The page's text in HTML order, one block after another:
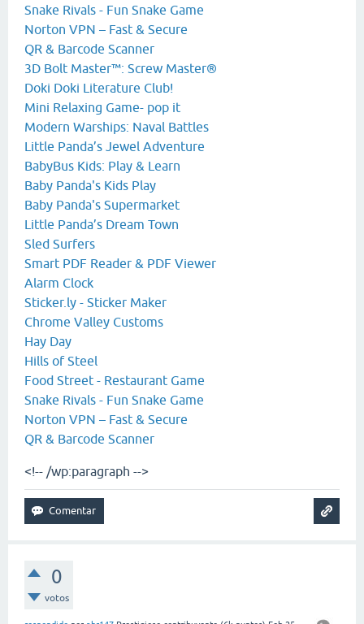
Snake Rivals - Fun Snake Game
Norton VPN – Fast & Secure
QR & Barcode Scanner
3D Bolt Master™: Screw Master®
Doki Doki Literature Club!
Mini Relaxing Game- pop it
Modern Warships: Naval Battles
Little Panda’s Jewel Adventure
BabyBus Kids: Play & Learn
Baby Panda's Kids Play
Baby Panda's Supermarket
Little Panda’s Dream Town
Sled Surfers
Smart PDF Reader & PDF Viewer
Alarm Clock
Sticker.ly - Sticker Maker
Chrome Valley Customs
Hay Day
Hills of Steel
Food Street - Restaurant Game
Snake Rivals - Fun Snake Game
Norton VPN – Fast & Secure
QR & Barcode Scanner
<!-- /wp:paragraph -->
0
votos